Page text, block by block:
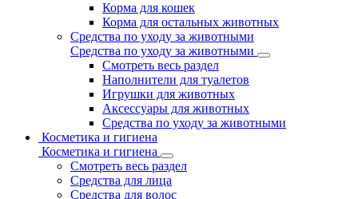
Корма для кошек
Корма для остальных животных
Средства по уходу за животными
Средства по уходу за животными
Смотреть весь раздел
Наполнители для туалетов
Игрушки для животных
Аксессуары для животных
Средства по уходу за животными
Косметика и гигиена
Косметика и гигиена
Смотреть весь раздел
Средства для лица
Средства для волос